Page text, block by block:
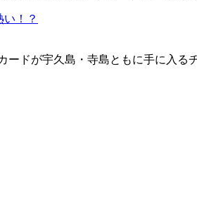
！？
ードが宇久島・寺島ともに手に入る